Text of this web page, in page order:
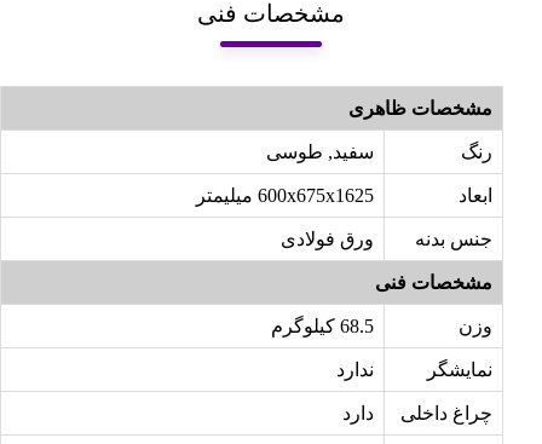
مشخصات فنی
مشخصات ظاهری
رنگ سفید, طوسی
ابعاد 600x675x1625 میلیمتر
جنس بدنه ورق فولادی
مشخصات فنی
وزن 68.5 کیلوگرم
نمایشگر ندارد
چراغ داخلی دارد